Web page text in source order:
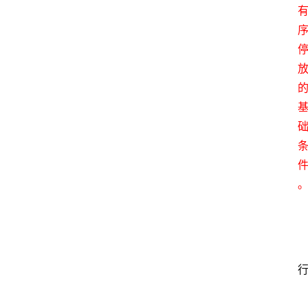
有
序
停
放
的
基
础
条
件
。
行